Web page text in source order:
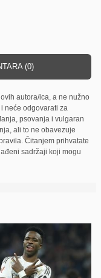
(0)
autora/ica, a ne nužno
neće odgovarati za
psovanja i vulgaran
ali to ne obavezuje
Čitanjem prihvatate
sadržaji koji mogu